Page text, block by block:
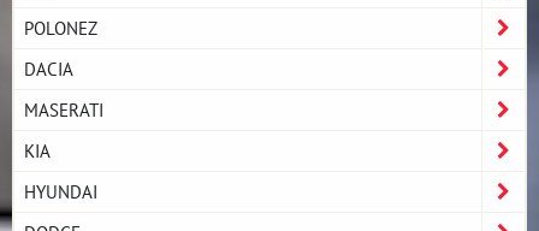
POLONEZ
DACIA
MASERATI
KIA
HYUNDAI